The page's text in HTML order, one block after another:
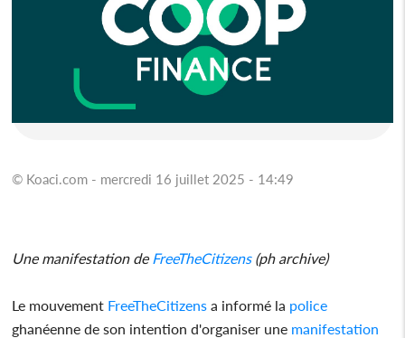
© Koaci.com - mercredi 16 juillet 2025 - 14:49
Une manifestation deFreeTheCitizens(ph archive)
Le mouvement FreeTheCitizens a informé la police
ghanéenne de son intention d'organiser une manifestation